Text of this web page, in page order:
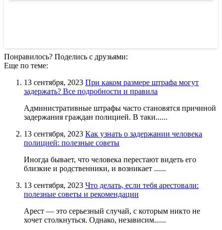
Понравилось? Поделись с друзьями:
Еще по теме:
13 сентября, 2023 При каком размере штрафа могут
задержать? Все подробности и правила
Административные штрафы часто становятся причиной
задержания граждан полицией. В таки......
13 сентября, 2023 Как узнать о задержании человека
полицией: полезные советы
Иногда бывает, что человека перестают видеть его
близкие и родственники, и возникает ......
13 сентября, 2023 Что делать, если тебя арестовали:
полезные советы и рекомендации
Арест — это серьезный случай, с которым никто не
хочет столкнуться. Однако, независим......